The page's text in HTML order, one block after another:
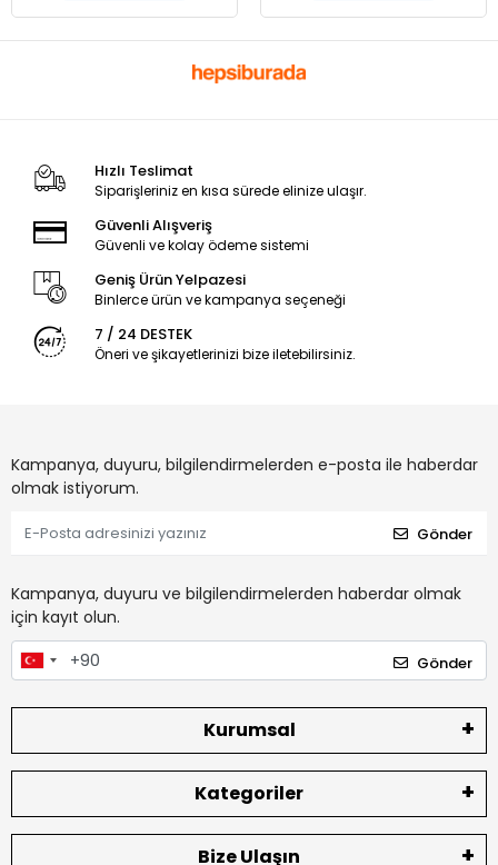
Hızlı Teslimat
Siparişleriniz en kısa sürede elinize ulaşır.
Güvenli Alışveriş
Güvenli ve kolay ödeme sistemi
Geniş Ürün Yelpazesi
Binlerce ürün ve kampanya seçeneği
7 / 24 DESTEK
Öneri ve şikayetlerinizi bize iletebilirsiniz.
Kampanya, duyuru, bilgilendirmelerden e-posta ile haberdar
olmak istiyorum.
Gönder
Kampanya, duyuru ve bilgilendirmelerden haberdar olmak
için kayıt olun.
Gönder
Kurumsal
Kategoriler
Bize Ulaşın